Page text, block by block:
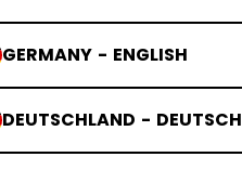
GERMANY - ENGLISH
DEUTSCHLAND - DEUTSCH